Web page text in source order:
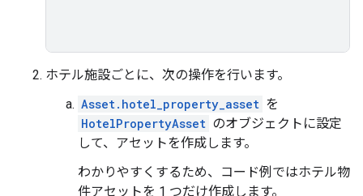
ホテル施設ごとに、次の操作を行います。
Asset.hotel_property_asset を
HotelPropertyAsset のオブジェクトに設定
して、アセットを作成します。
わかりやすくするため、コード例ではホテル物
件アセットを 1 つだけ作成します。